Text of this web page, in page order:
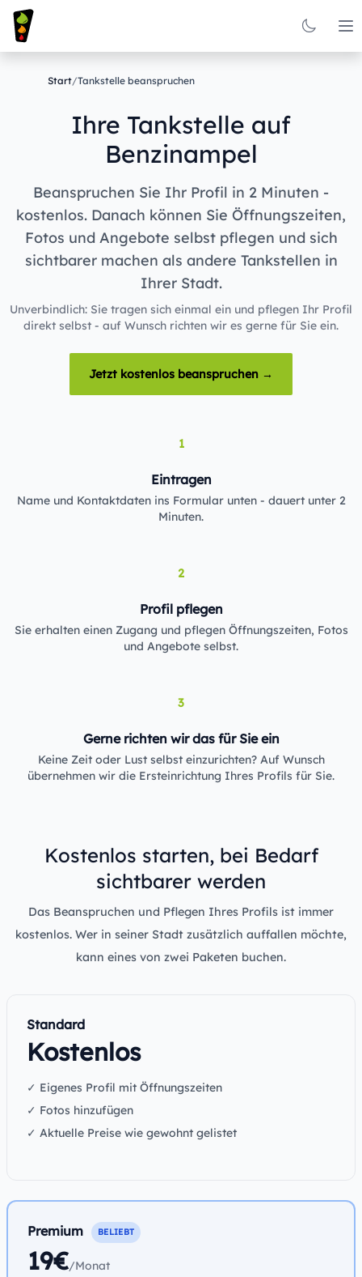
Start/Tankstelle beanspruchen
Ihre Tankstelle auf
Benzinampel
Beanspruchen Sie Ihr Profil in 2 Minuten -
kostenlos. Danach können Sie Öffnungszeiten,
Fotos und Angebote selbst pflegen und sich
sichtbarer machen als andere Tankstellen in
Ihrer Stadt.
Unverbindlich: Sie tragen sich einmal ein und pflegen Ihr Profil
direkt selbst - auf Wunsch richten wir es gerne für Sie ein.
Jetzt kostenlos beanspruchen →
1
Eintragen
Name und Kontaktdaten ins Formular unten - dauert unter 2
Minuten.
2
Profil pflegen
Sie erhalten einen Zugang und pflegen Öffnungszeiten, Fotos
und Angebote selbst.
3
Gerne richten wir das für Sie ein
Keine Zeit oder Lust selbst einzurichten? Auf Wunsch
übernehmen wir die Ersteinrichtung Ihres Profils für Sie.
Kostenlos starten, bei Bedarf
sichtbarer werden
Das Beanspruchen und Pflegen Ihres Profils ist immer
kostenlos. Wer in seiner Stadt zusätzlich auffallen möchte,
kann eines von zwei Paketen buchen.
Standard
Kostenlos
✓ Eigenes Profil mit Öffnungszeiten
✓ Fotos hinzufügen
✓ Aktuelle Preise wie gewohnt gelistet
Premium BELIEBT
19€/Monat